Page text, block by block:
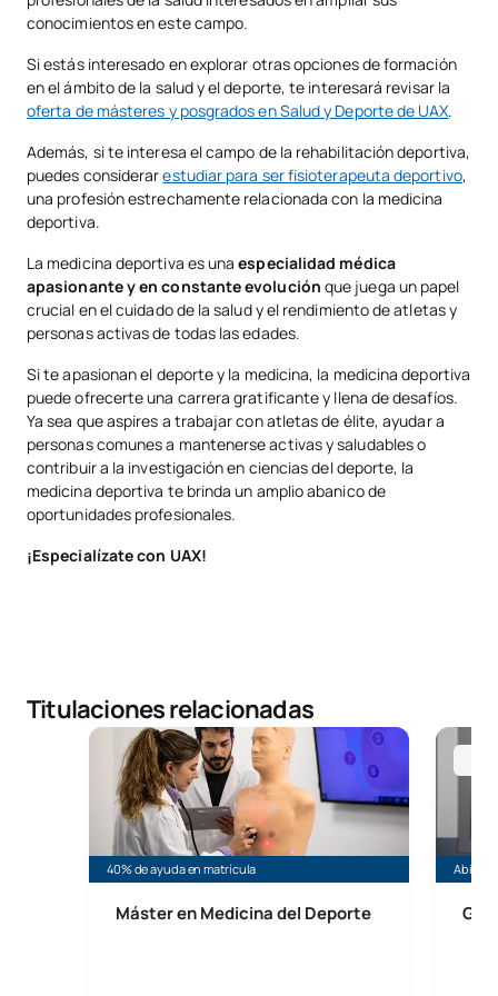
conocimientos en este campo.
Si estás interesado en explorar otras opciones de formación
en el ámbito de la salud y el deporte, te interesará revisar la
oferta de másteres y posgrados en Salud y Deporte de UAX.
Además, si te interesa el campo de la rehabilitación deportiva,
puedes considerarestudiar para ser fisioterapeuta deportivo,
una profesión estrechamente relacionada con la medicina
deportiva.
La medicina deportiva es unaespecialidad médica
apasionante y en constante evolución que juega un papel
crucial en el cuidado de la salud y el rendimiento de atletas y
personas activas de todas las edades.
Si te apasionan el deporte y la medicina, la medicina deportiva
puede ofrecerte una carrera gratificante y llena de desafíos.
Ya sea que aspires a trabajar con atletas de élite, ayudar a
personas comunes a mantenerse activas y saludables o
contribuir a la investigación en ciencias del deporte, la
medicina deportiva te brinda un amplio abanico de
oportunidades profesionales.
¡Especialízate con UAX!
Titulaciones relacionadas
40% de ayuda en matrícula
Máster en Medicina del Deporte
Máster en Medicina del Deporte
Abierta
Grado